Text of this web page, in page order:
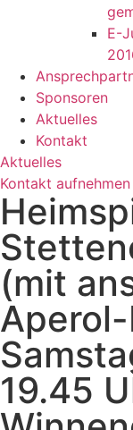
E-
Sponsoren
Aktuelles
Kontakt
Aktuelles
Kontakt aufnehmen
(mit
19.45